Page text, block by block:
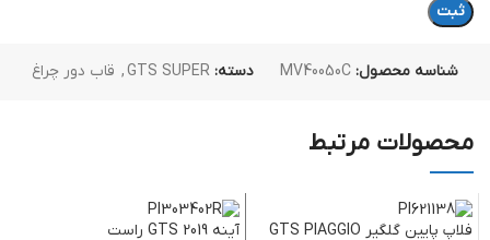
شناسه محصول: MV40050C دسته: GTS SUPER
, قاب دور چراغ
محصولات مرتبط
فلاپ پایین گلگیر GTS PIAGGIO
آینه GTS 2019 راست